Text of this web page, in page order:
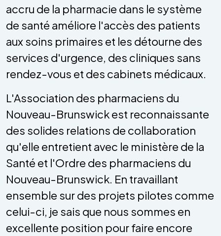
accru de la pharmacie dans le système
de santé améliore l'accès des patients
aux soins primaires et les détourne des
services d'urgence, des cliniques sans
rendez-vous et des cabinets médicaux.
L'Association des pharmaciens du
Nouveau-Brunswick est reconnaissante
des solides relations de collaboration
qu'elle entretient avec le ministère de la
Santé et l'Ordre des pharmaciens du
Nouveau-Brunswick. En travaillant
ensemble sur des projets pilotes comme
celui-ci, je sais que nous sommes en
excellente position pour faire encore